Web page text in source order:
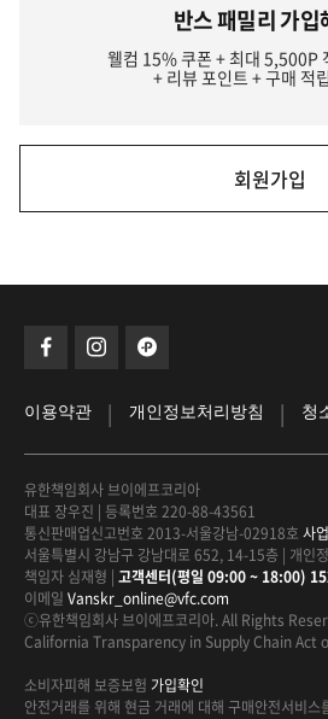
반스 패밀리 가입
웰컴 15% 쿠폰 + 최대 5,500P
+ 리뷰 포인트 + 구매 적
회원가입
이용약관 | 개인정보처리방침 | 청
유한책임회사 브이에프코리아
대표 장우진 | 등록번호 220-88-43561
통신판매업신고번호 2013-서울강남-02918호 사
서울특별시 강남구 강남대로 652, 14-15층 | 개인
책임자 심재형 | 고객센터(평일 09:00 ~ 18:00)
이메일 Vanskr_online@vfc.com
ⓒ유한책임회사 브이에프코리아. All Rights
California Transparency in Supply Chain Act
소비자피해 보증보험 가입확인
안전거래를 위해 현금 거래에 대해 구매안전서비스